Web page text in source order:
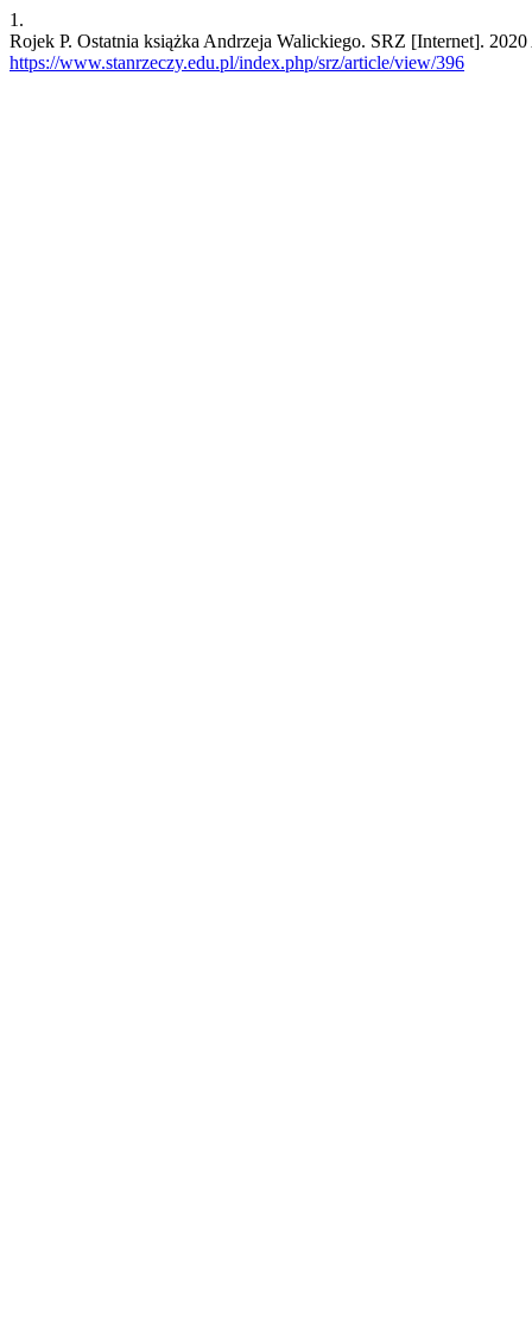
1.
Rojek P. Ostatnia książka Andrzeja Walickiego. SRZ [Internet].
https://www.stanrzeczy.edu.pl/index.php/srz/article/view/396